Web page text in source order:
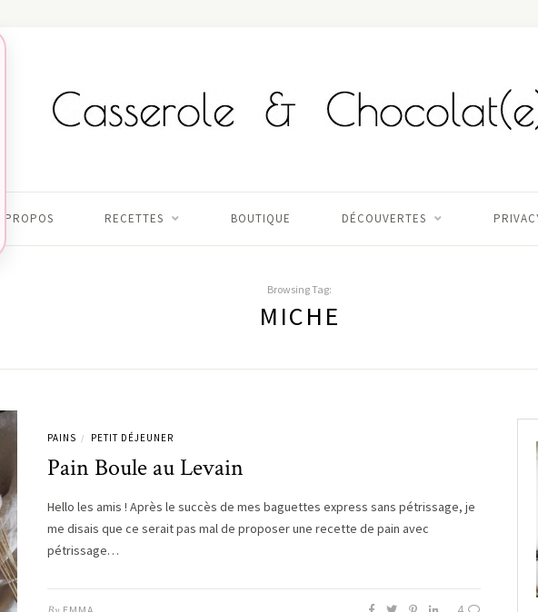
À PROPOS RECETTES BOUTIQUE DÉCOUVERTES
Browsing Tag:
MICHE
PAINS / PETIT DÉJEUNER
Pain Boule au Levain
Hello les amis ! Après le succès de mes baguettes express sans pétrissage, je
me disais que ce serait pas mal de proposer une recette de pain avec
pétrissage…